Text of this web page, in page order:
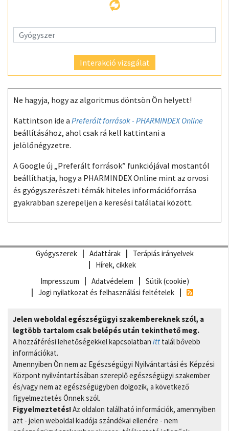
Interakció vizsgálat
Ne hagyja, hogy az algoritmus döntsön Ön helyett!
Kattintson ide a Preferált források - PHARMINDEX Online
beállításához, ahol csak rá kell kattintani a
jelölőnégyzetre.
A Google új „Preferált források” funkciójával mostantól
beállíthatja, hogy a PHARMINDEX Online mint az orvosi
és gyógyszerészeti témák hiteles információforrása
gyakrabban szerepeljen a keresési találatai között.
Gyógyszerek Adattárak
Terápiás irányelvek
Hírek, cikkek
Impresszum
Adatvédelem
Sütik (cookie)
Jogi nyilatkozat és felhasználási feltételek
Jelen weboldal egészségügyi szakembereknek szól, a
legtöbb tartalom csak belépés után tekinthető meg.
A hozzáférési lehetőségekkel kapcsolatban itt talál bővebb
információkat.
Amennyiben Ön nem az Egészségügyi Nyilvántartási és Képzési
Központ nyilvántartásában szereplő egészségügyi szakember
és/vagy nem az egészségügyben dolgozik, a következő
figyelmeztetés Önnek szól.
Figyelmeztetés!Az oldalon található információk, amennyiben
azt - jelen weboldal kiadója szándékai ellenére - nem